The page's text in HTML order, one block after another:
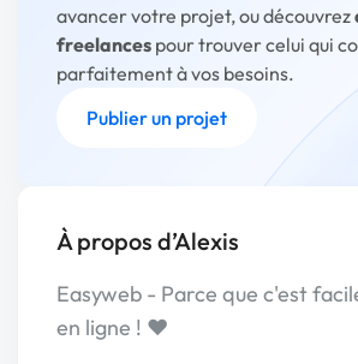
avancer votre projet, ou découvrez
freelances pour trouver celui qui
parfaitement à vos besoins.
Publier un projet
À propos d’Alexis
Easyweb - Parce que c'est
en ligne ! ❤️